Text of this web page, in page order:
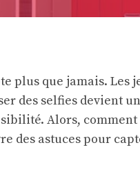
plus que jamais. Les
des selfies devient
Alors,
des astuces pour